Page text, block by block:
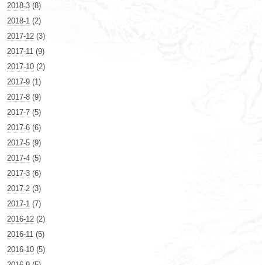
2018-3 (8)
2018-1 (2)
2017-12 (3)
2017-11 (9)
2017-10 (2)
2017-9 (1)
2017-8 (9)
2017-7 (5)
2017-6 (6)
2017-5 (9)
2017-4 (5)
2017-3 (6)
2017-2 (3)
2017-1 (7)
2016-12 (2)
2016-11 (5)
2016-10 (5)